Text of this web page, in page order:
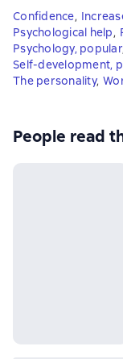
Confidence,
Psychological help,
Psychology, popular,
Self-development,
The personality,
People read